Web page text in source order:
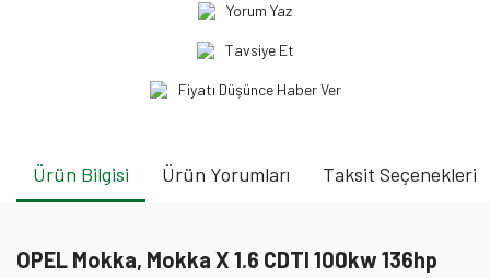
Yorum Yaz
Tavsiye Et
Fiyatı Düşünce Haber Ver
Ürün Bilgisi Ürün Yorumları Taksit Seçenekleri
OPEL Mokka, Mokka X 1.6 CDTI 100kw 136hp